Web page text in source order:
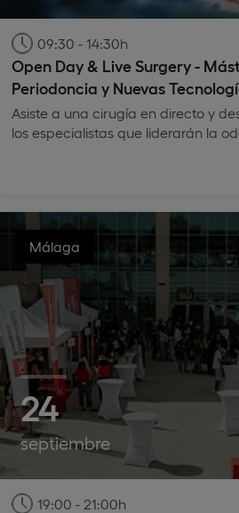
09:30 - 14:30h
Open Day & Live Surgery -
Periodoncia y Nuevas
Asiste a una cirugía en directo y
los especialistas que liderarán la
Málaga
24
septiembre
19:00 - 21:00h